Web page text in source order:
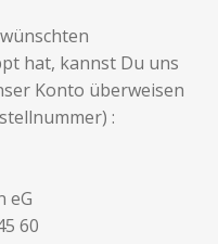
hat, kannst Du uns
Konto überweisen
:
eG
60